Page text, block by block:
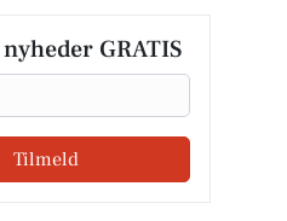
GRATIS
Tilmeld